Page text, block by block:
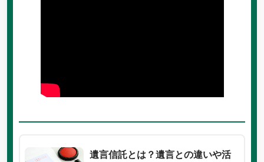
遺言信託とは？遺言との違いや活